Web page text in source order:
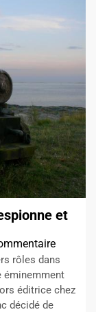
et
rôles dans
éminemment
éditrice chez
décidé de